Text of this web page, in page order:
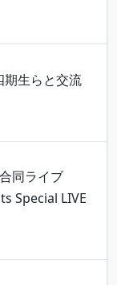
期生らと交流
同ライブ
Special LIVE